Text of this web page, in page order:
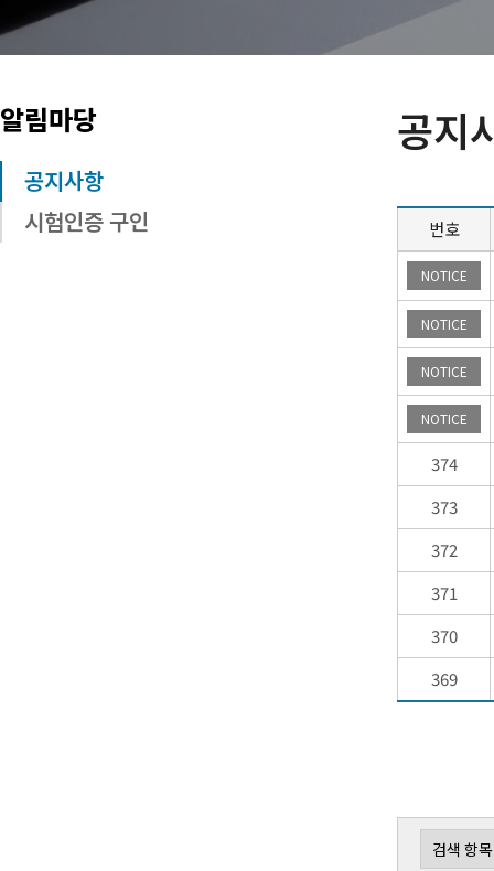
알림마당
공지사항
시험인증 구인
공지
공
지
사
항
록
번호
NOTICE
NOTICE
NOTICE
NOTICE
374
373
372
371
370
369